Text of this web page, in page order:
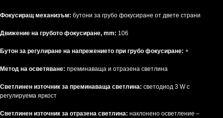
Фокусиращ механизъм: бутони за грубо фокусиране от двете страни
Движение на грубото фокусиране, mm: 106
Бутон за регулиране на напрежението при грубо фокусиране: +
Метод на осветяване: преминаваща и отразена светлина
Светлинен източник за преминаваща светлина: светодиод 3 W с
регулируема яркост
Светлинен източник за отразена светлина: наклонено осветление –